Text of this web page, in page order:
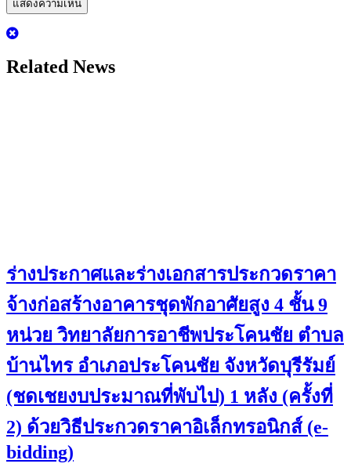
Related News
ร่างประกาศและร่างเอกสารประกวดราคา
จ้างก่อสร้างอาคารชุดพักอาศัยสูง 4 ชั้น 9
หน่วย วิทยาลัยการอาชีพประโคนชัย ตำบล
บ้านไทร อำเภอประโคนชัย จังหวัดบุรีรัมย์
(ชดเชยงบประมาณที่พับไป) 1 หลัง (ครั้งที่
2) ด้วยวิธีประกวดราคาอิเล็กทรอนิกส์ (e-
bidding)